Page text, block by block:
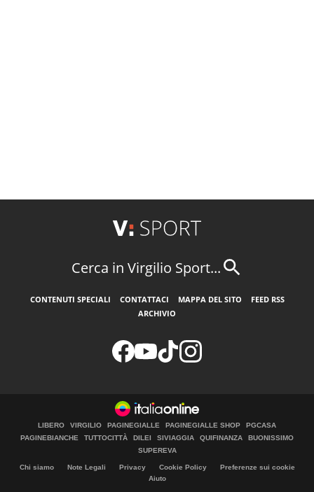
Cerca in Virgilio Sport...
CONTENUTI SPECIALI CONTATTACI MAPPA DEL SITO
FEED RSS
ARCHIVIO
LIBERO VIRGILIO PAGINEGIALLE PAGINEGIALLE SHOP
PGCASA
PAGINEBIANCHE
TUTTOCITTÀ DILEI SIVIAGGIA QUIFINANZA
BUONISSIMO
SUPEREVA
Chi siamo Note Legali Privacy Cookie Policy
Preferenze sui cookie
Aiuto